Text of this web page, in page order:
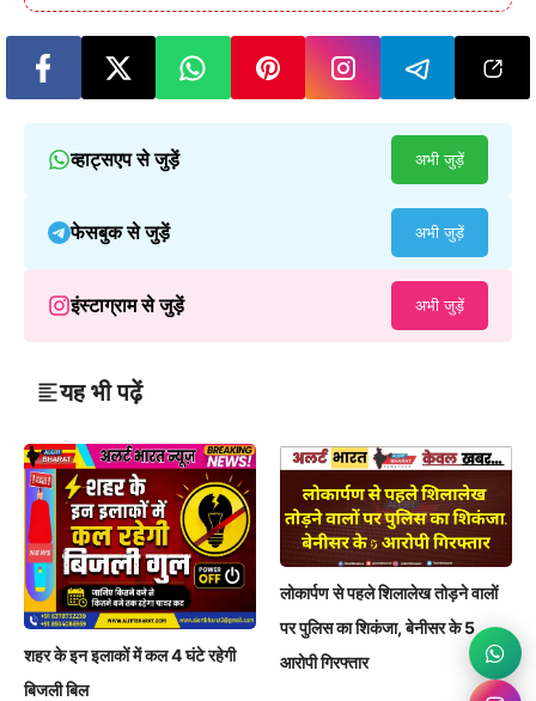
व्हाट्सएप से जुड़ें अभी जुड़ें
फेसबुक से जुड़ें अभी जुड़ें
इंस्टाग्राम से जुड़ें अभी जुड़ें
यह भी पढ़ें
शहर के इन इलाकों में कल 4 घंटे रहेगी
बिजली बिल
लोकार्पण से पहले शिलालेख तोड़ने वालों
पर पुलिस का शिकंजा, बेनीसर के 5
आरोपी गिरफ्तार